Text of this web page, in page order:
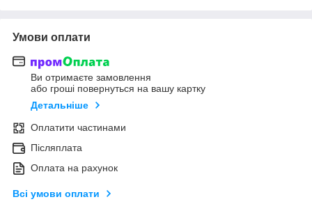
Умови оплати
Ви отримаєте замовлення
або гроші повернуться на вашу картку
Детальніше
Оплатити частинами
Післяплата
Оплата на рахунок
Всі умови оплати